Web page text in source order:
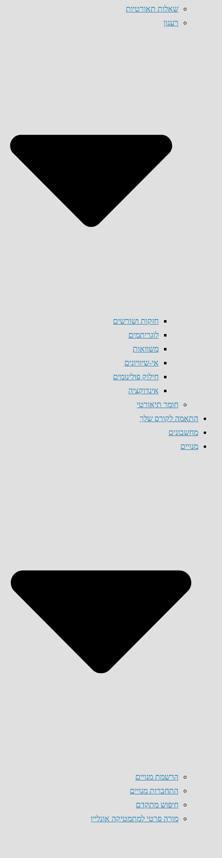
שאלות תאורטיות
רענון
חזקות ושורשים
לוגריתמים
משוואות
אי-שיוויונים
חילוק פולינומים
אינדוקציה
חומר תיאורטי
התאמה לקורס שלך
מחשבונים
מנויים
הרשמת מנויים
התחברות מנויים
חיפוש מתקדם
מורה פרטי למתמטיקה אונליין